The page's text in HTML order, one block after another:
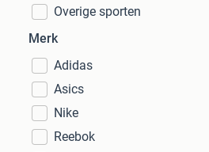
Overige sporten
Merk
Adidas
Asics
Nike
Reebok